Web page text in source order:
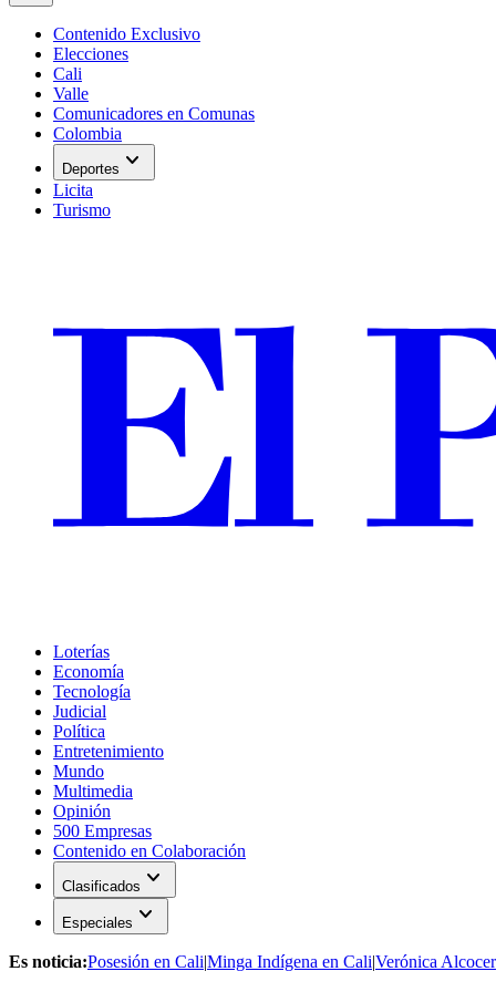
Contenido Exclusivo
Elecciones
Cali
Valle
Comunicadores en Comunas
Colombia
Deportes expand_more
Licita
Turismo
Loterías
Economía
Tecnología
Judicial
Política
Entretenimiento
Mundo
Multimedia
Opinión
500 Empresas
Contenido en Colaboración
Clasificados expand_more
Especiales expand_more
Es noticia:Posesión en Cali|Minga Indígena en Cali|Verónica Alcocer